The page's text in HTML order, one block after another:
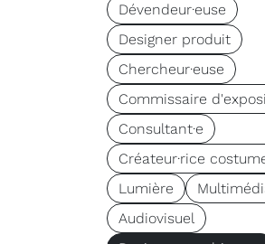
Dévendeur·euse
Designer produit
Chercheur·euse
Commissaire
Consultant·e
Créateur·rice
Lumière
Audiovisuel